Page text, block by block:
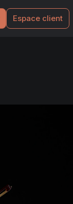
Espace client